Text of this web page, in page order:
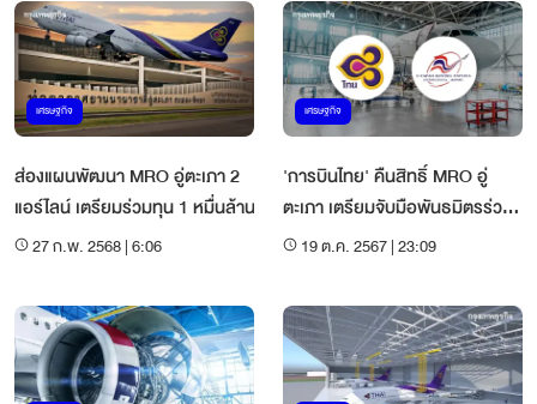
เศรษฐกิจ
ส่องแผนพัฒนา MRO อู่ตะเภา 2
แอร์ไลน์ เตรียมร่วมทุน 1 หมื่นล้าน
27 ก.พ. 2568 | 6:06
เศรษฐกิจ
'การบินไทย' คืนสิทธิ์ MRO อู่
ตะเภา เตรียมจับมือพันธมิตรร่วม
ประมูล
19 ต.ค. 2567 | 23:09